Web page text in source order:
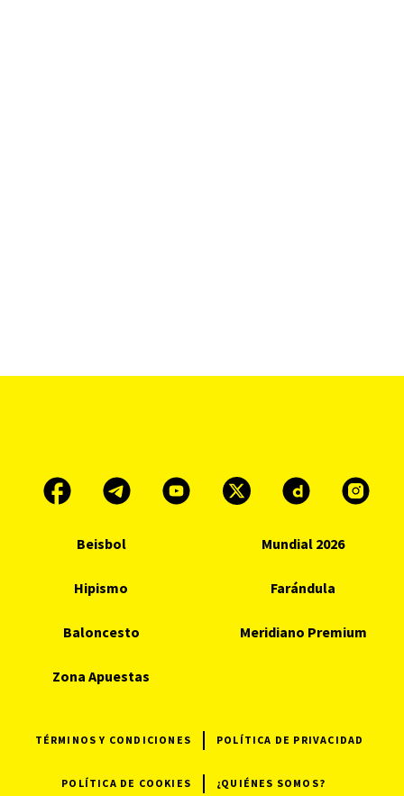
Beisbol Mundial 2026
Hipismo Farándula
Baloncesto Meridiano Premium
Zona Apuestas
TÉRMINOS Y CONDICIONES POLÍTICA DE PRIVACIDAD
POLÍTICA DE COOKIES ¿QUIÉNES SOMOS?